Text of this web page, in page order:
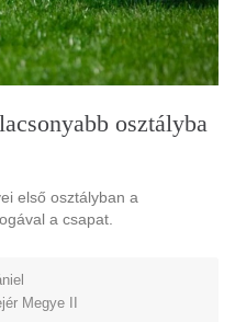
osztályba
első osztályban a
a csapat.
Megye II